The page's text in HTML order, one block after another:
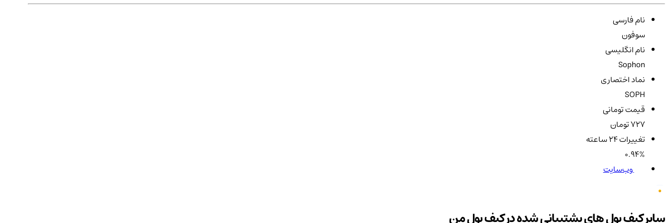
نام فارسی
سوفون
نام انگلیسی
Sophon
نماد اختصاری
SOPH
قیمت تومانی
727 تومان
تغییرات ۲۴ ساعته
0.94%
وب‌سایت
سایر کیف پول های پشتیبانی شده در کیف پول من